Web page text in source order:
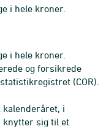
i hele kroner.
i hele kroner.
og forsikrede
(COR).
kalenderåret, i
knytter sig til et